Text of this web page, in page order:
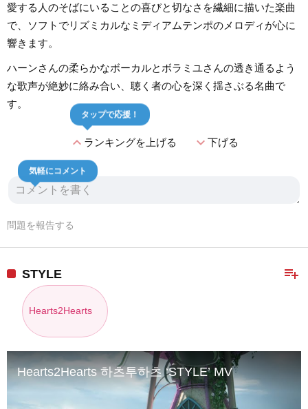
愛する人のそばにいることの喜びと切なさを繊細に描いた楽曲
で、ソフトでリズミカルなミディアムテンポのメロディが心に
響きます。
ハーンさんの柔らかなボーカルとボラミユさんの透き通るよう
な歌声が絶妙に絡み合い、聴く者の心を深く揺さぶる名曲で
す。
expand_lessランキングを上げる
タップで応援！
expand_more下げる
気軽にコメント
問題を報告する
playlist_add
STYLE
Hearts2Hearts
Hearts2Hearts 하츠투하츠 ‘STYLE’ MV